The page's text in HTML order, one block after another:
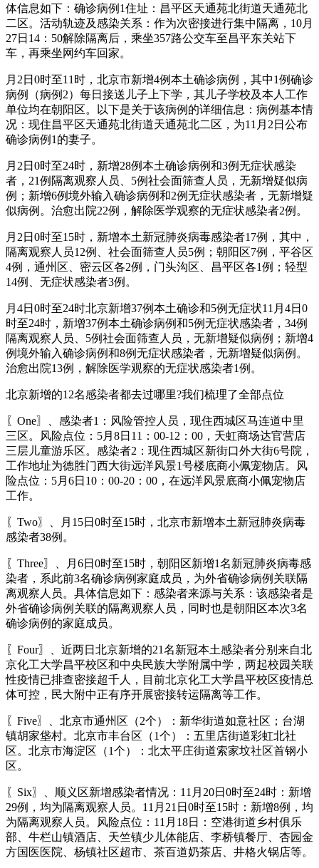
体信息如下：确诊病例1住址：昌平区天通苑北街道天通苑北
二区。活动轨迹及感染关系：作为次密接进行集中隔离，10月
27日14：50解除隔离后，乘坐357路公交车至昌平东关站下
车，再乘坐网约车回家。
月2日0时至11时，北京市新增4例本土确诊病例，其中1例确诊
病例（病例2）每日接送儿子上下学，其儿子学校及本人工作
单位均在朝阳区。以下是关于该病例的详细信息：病例基本情
况：现住昌平区天通苑北街道天通苑北二区，为11月2日公布
确诊病例1的妻子。
月2日0时至24时，新增28例本土确诊病例和3例无症状感染
者，21例隔离观察人员、5例社会面筛查人员，无新增疑似病
例；新增6例境外输入确诊病例和2例无症状感染者，无新增疑
似病例。治愈出院22例，解除医学观察的无症状感染者2例。
月2日0时至15时，新增本土新冠肺炎病毒感染者17例，其中，
隔离观察人员12例、社会面筛查人员5例；朝阳区7例，平谷区
4例，通州区、密云区各2例，门头沟区、昌平区各1例；轻型
14例、无症状感染者3例。
月4日0时至24时北京新增37例本土确诊和5例无症状11月4日0
时至24时，新增37例本土确诊病例和5例无症状感染者，34例
隔离观察人员、5例社会面筛查人员，无新增疑似病例；新增4
例境外输入确诊病例和8例无症状感染者，无新增疑似病例。
治愈出院13例，解除医学观察的无症状感染者1例。
北京新增的12名感染者都去过哪里?我们梳理了全部点位
〖One〗、感染者1：风险管控人员，现住西城区马连道中里
三区。风险点位：5月8日11：00-12：00，天虹商场达官营店
三层儿童游乐区。感染者2：现住西城区新街口外大街6号院，
工作地址为德胜门西大街远洋风景1号楼底商小佩宠物店。风
险点位：5月6日10：00-20：00，在远洋风景底商小佩宠物店
工作。
〖Two〗、月15日0时至15时，北京市新增本土新冠肺炎病毒
感染者38例。
〖Three〗、月6日0时至15时，朝阳区新增1名新冠肺炎病毒感
染者，系此前3名确诊病例家庭成员，为外省确诊病例关联隔
离观察人员。具体信息如下：感染者来源与关系：该感染者是
外省确诊病例关联的隔离观察人员，同时也是朝阳区本次3名
确诊病例的家庭成员。
〖Four〗、近两日北京新增的21名新冠本土感染者分别来自北
京化工大学昌平校区和中央民族大学附属中学，两起校园关联
性疫情已排查密接超千人，目前北京化工大学昌平校区疫情总
体可控，民大附中正有序开展密接转运隔离等工作。
〖Five〗、北京市通州区（2个）：新华街道如意社区；台湖
镇胡家垡村。北京市丰台区（1个）：五里店街道彩虹北社
区。北京市海淀区（1个）：北太平庄街道索家坟社区首钢小
区。
〖Six〗、顺义区新增感染者情况：11月20日0时至24时：新增
29例，均为隔离观察人员。11月21日0时至15时：新增8例，均
为隔离观察人员。风险点位：11月18日：空港街道乡村俱乐
部、牛栏山镇酒店、天竺镇少儿体能店、李桥镇餐厅、杏园金
方国医医院、杨镇社区超市、茶百道奶茶店、井格火锅店等。